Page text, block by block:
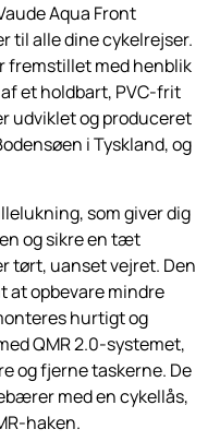
Aqua Front
til alle dine cykelrejser.
fremstillet med henblik
et holdbart, PVC-frit
udviklet og produceret
i Tyskland, og
som giver dig
og sikre en tæt
tørt, uanset vejret. Den
at opbevare mindre
hurtigt og
QMR 2.0-systemet,
og fjerne taskerne. De
med en cykellås,
haken.